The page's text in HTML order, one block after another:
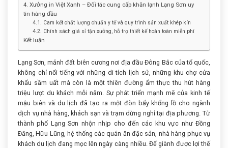
4. Xưởng in Việt Xanh – Đối tác cung cấp khăn lạnh Lạng Sơn uy
tín hàng đầu
4.1. Cam kết chất lượng chuẩn y tế và quy trình sản xuất khép kín
4.2. Chính sách giá sỉ tận xưởng, hỗ trợ thiết kế hoàn toàn miễn phí
Kết luận
Lạng Sơn, mảnh đất biên cương nơi địa đầu Đông Bắc của tổ quốc,
không chỉ nổi tiếng với những di tích lịch sử, những khu chợ cửa
khẩu sầm uất mà còn là một thiên đường ẩm thực thu hút hàng
triệu lượt du khách mỗi năm. Sự phát triển mạnh mẽ của kinh tế
mậu biên và du lịch đã tạo ra một đòn bẩy khổng lồ cho ngành
dịch vụ nhà hàng, khách sạn và trạm dừng nghỉ tại địa phương. Từ
thành phố Lạng Sơn nhộn nhịp cho đến các khu vực như Đồng
Đăng, Hữu Lũng, hệ thống các quán ăn đặc sản, nhà hàng phục vụ
khách du lịch đang mọc lên ngày càng nhiều. Để giành được lợi thế